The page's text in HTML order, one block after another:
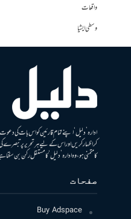
واقعات
وسطی ایشیا
ادارہ ’دلیل‘ اپنے تمام قارئین کو اس بات کی
کر اظہار کریں اور اس کے لیے ہر تحریر پر
کا متمنی ہو، وہ ادارہ ’دلیل‘ کا مستقل رکن بن
صفحات
Buy Adspace